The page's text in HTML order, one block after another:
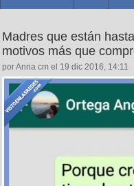
Madres que están
motivos más que
por Anna cm el 19 dic 2016, 14:11